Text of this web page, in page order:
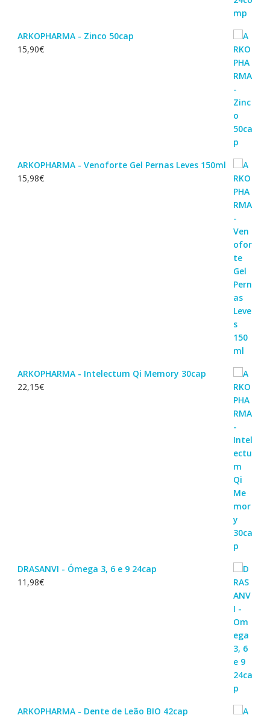
ARKOPHARMA - Zinco 50cap
15,90€
ARKOPHARMA - Venoforte Gel Pernas Leves 150ml
15,98€
ARKOPHARMA - Intelectum Qi Memory 30cap
22,15€
DRASANVI - Ómega 3, 6 e 9 24cap
11,98€
ARKOPHARMA - Dente de Leão BIO 42cap